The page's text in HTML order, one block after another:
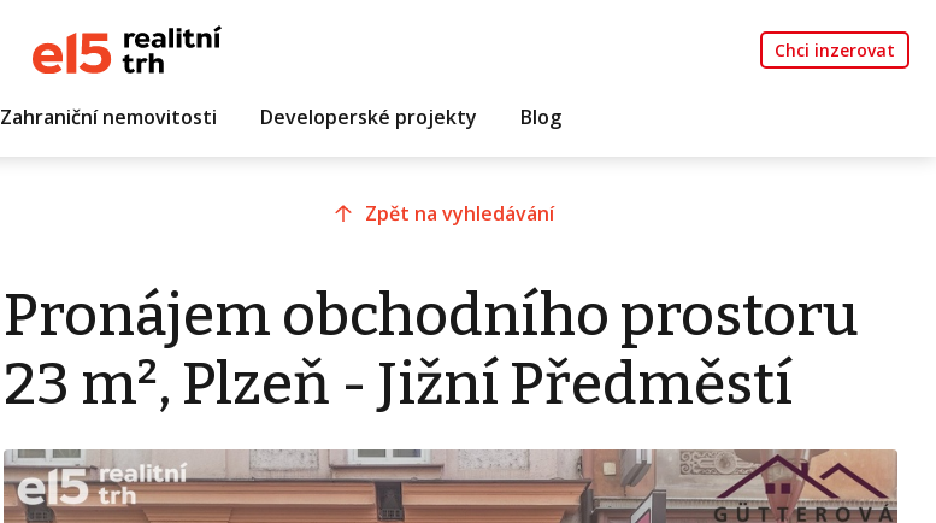
Chci inzerovat
Zahraniční nemovitosti Developerské projekty Blog
Zpět na vyhledávání
Pronájem obchodního prostoru
23 m², Plzeň - Jižní Předměstí